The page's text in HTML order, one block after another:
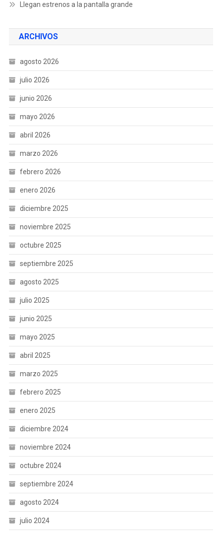
Llegan estrenos a la pantalla grande
ARCHIVOS
agosto 2026
julio 2026
junio 2026
mayo 2026
abril 2026
marzo 2026
febrero 2026
enero 2026
diciembre 2025
noviembre 2025
octubre 2025
septiembre 2025
agosto 2025
julio 2025
junio 2025
mayo 2025
abril 2025
marzo 2025
febrero 2025
enero 2025
diciembre 2024
noviembre 2024
octubre 2024
septiembre 2024
agosto 2024
julio 2024